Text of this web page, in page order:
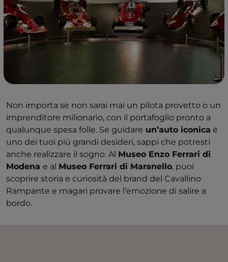
Non importa se non sarai mai un pilota provetto o un
imprenditore milionario, con il portafoglio pronto a
qualunque spesa folle. Se guidare un’auto iconica è
uno dei tuoi più grandi desideri, sappi che potresti
anche realizzare il sogno. Al Museo Enzo Ferrari di
Modena e al Museo Ferrari di Maranello, puoi
scoprire storia e curiosità del brand del Cavallino
Rampante e magari provare l’emozione di salire a
bordo.